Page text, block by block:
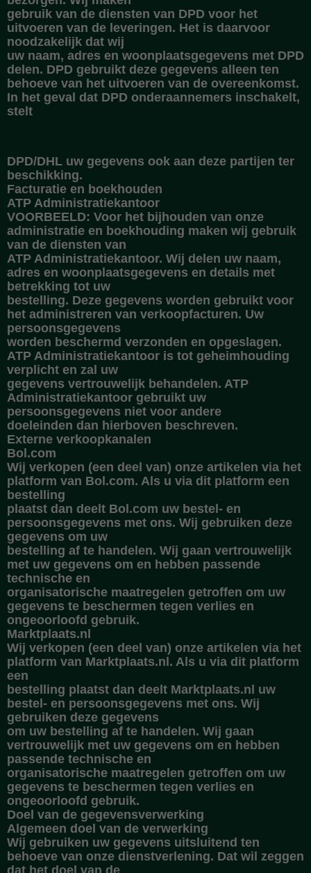
gebruik van de diensten van DPD voor het
uitvoeren van de leveringen. Het is daarvoor
noodzakelijk dat wij
uw naam, adres en woonplaatsgegevens met DPD
delen. DPD gebruikt deze gegevens alleen ten
behoeve van het uitvoeren van de overeenkomst.
In het geval dat DPD onderaannemers inschakelt,
stelt
DPD/DHL uw gegevens ook aan deze partijen ter
beschikking.
Facturatie en boekhouden
ATP Administratiekantoor
VOORBEELD: Voor het bijhouden van onze
administratie en boekhouding maken wij gebruik
van de diensten van
ATP Administratiekantoor. Wij delen uw naam,
adres en woonplaatsgegevens en details met
betrekking tot uw
bestelling. Deze gegevens worden gebruikt voor
het administreren van verkoopfacturen. Uw
persoonsgegevens
worden beschermd verzonden en opgeslagen.
ATP Administratiekantoor is tot geheimhouding
verplicht en zal uw
gegevens vertrouwelijk behandelen. ATP
Administratiekantoor gebruikt uw
persoonsgegevens niet voor andere
doeleinden dan hierboven beschreven.
Externe verkoopkanalen
Bol.com
Wij verkopen (een deel van) onze artikelen via het
platform van Bol.com. Als u via dit platform een
bestelling
plaatst dan deelt Bol.com uw bestel- en
persoonsgegevens met ons. Wij gebruiken deze
gegevens om uw
bestelling af te handelen. Wij gaan vertrouwelijk
met uw gegevens om en hebben passende
technische en
organisatorische maatregelen getroffen om uw
gegevens te beschermen tegen verlies en
ongeoorloofd gebruik.
Marktplaats.nl
Wij verkopen (een deel van) onze artikelen via het
platform van Marktplaats.nl. Als u via dit platform
een
bestelling plaatst dan deelt Marktplaats.nl uw
bestel- en persoonsgegevens met ons. Wij
gebruiken deze gegevens
om uw bestelling af te handelen. Wij gaan
vertrouwelijk met uw gegevens om en hebben
passende technische en
organisatorische maatregelen getroffen om uw
gegevens te beschermen tegen verlies en
ongeoorloofd gebruik.
Doel van de gegevensverwerking
Algemeen doel van de verwerking
Wij gebruiken uw gegevens uitsluitend ten
behoeve van onze dienstverlening. Dat wil zeggen
dat het doel van de